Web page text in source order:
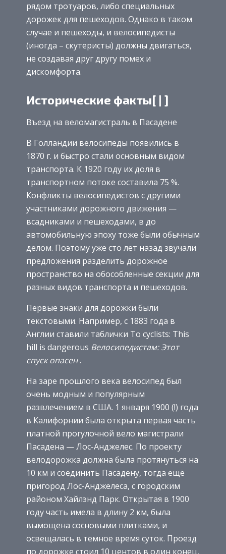
рядом тротуаров, либо специальных
дорожек для пешеходов. Однако в таком
случае и пешеходы, и велосипедисты
(иногда – скутеристы) должны двигаться,
не создавая друг другу помех и
дискомфорта.
Исторические факты[ | ]
Въезд на веломагистраль в Пасадене
В Голландии велосипеды появились в
1870 г. и быстро стали основным видом
транспорта. К 1920 году их доля в
транспортном потоке составила 75 %.
Конфликты велосипедистов с другими
участниками дорожного движения —
всадниками и пешеходами, в до
автомобильную эпоху тоже были обычным
делом. Поэтому уже сто лет назад звучали
предложения разделить дорожное
пространство на обособленные секции для
разных видов транспорта и пешеходов.
Первые знаки для дорожки были
текстовыми. Например, с 1883 года в
Англии ставили таблички To cyclists: This
hill is dangerous Велосипедистам: Этот
спуск опасен.
На заре прошлого века велосипед был
очень модным и популярным
развлечением в США. 1 января 1900 (!) года
в Калифорнии была открыта первая часть
платной прогулочной вело магистрали
Пасадена — Лос-Анджелес. По проекту
велодорожка должна была протянуться на
10 км и соединить Пасадену, тогда ещё
пригород Лос-Анджелеса, с городским
районом Хайлэнд Парк. Открытая в 1900
году часть имела в длину 2 км, была
вымощена сосновыми плитками, и
освещалась в темное время суток. Проезд
по дорожке стоил 10 центов в один конец,